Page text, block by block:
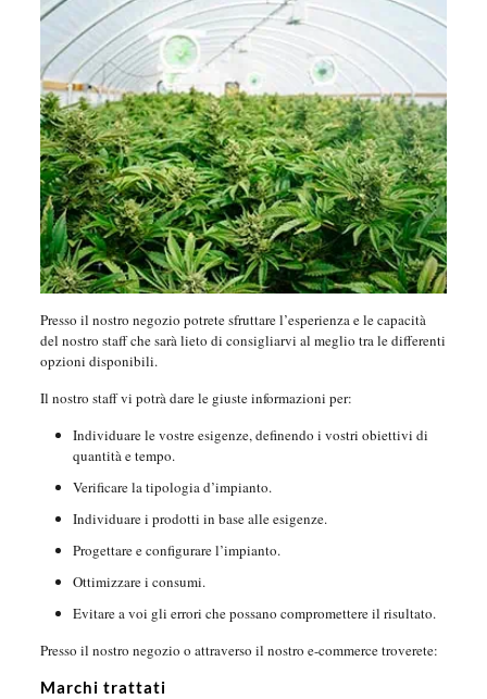
Presso il nostro negozio potrete sfruttare l’esperienza e le capacità
del nostro staff che sarà lieto di consigliarvi al meglio tra le differenti
opzioni disponibili.
Il nostro staff vi potrà dare le giuste informazioni per:
Individuare le vostre esigenze, definendo i vostri obiettivi di
quantità e tempo.
Verificare la tipologia d’impianto.
Individuare i prodotti in base alle esigenze.
Progettare e configurare l’impianto.
Ottimizzare i consumi.
Evitare a voi gli errori che possano compromettere il risultato.
Presso il nostro negozio o attraverso il nostro e-commerce troverete:
Marchi trattati